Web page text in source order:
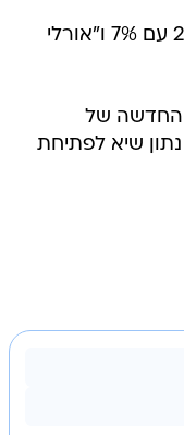
בבוקר: "הבוקר של קשת" בערוץ 2 עם 7% ו"אורלי
החדשה של
שיא לפתיחת